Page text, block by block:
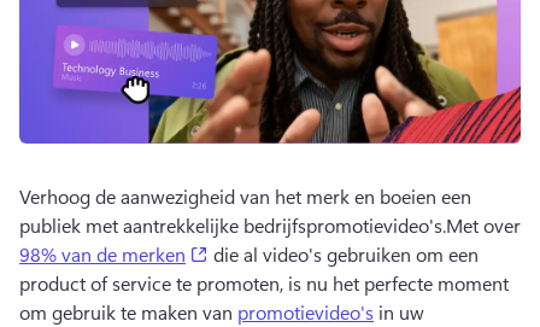
Verhoog de aanwezigheid van het merk en boeien een
publiek met aantrekkelijke bedrijfspromotievideo's.
98% van de merken
(opens in a new tab)
die al video's gebruiken om een
product of service te promoten, is nu het perfecte moment
om gebruik te maken van promotievideo's in uw